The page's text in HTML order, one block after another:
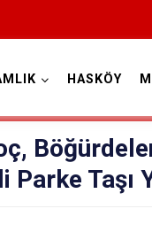
HASKÖY
Taşı